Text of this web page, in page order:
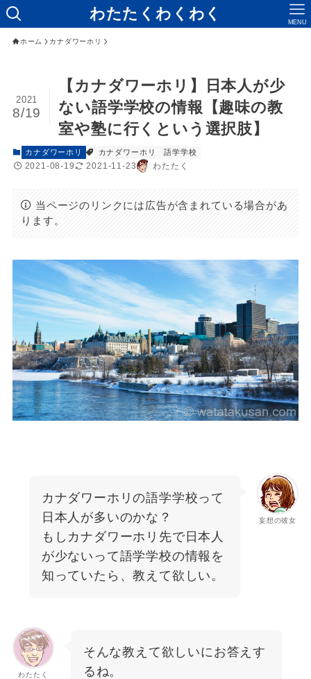
わたたくわくわく MENU
ホーム カナダワーホリ
【カナダワーホリ】日本人が少
ない語学学校の情報【趣味の教
室や塾に行くという選択肢】
2021
8/19
カナダワーホリ カナダワーホリ 語学学校
2021-08-19 2021-11-23 わたたく
当ページのリンクには広告が含まれている場合があ
ります。
妄想の彼女
カナダワーホリの語学学校って
日本人が多いのかな？
もしカナダワーホリ先で日本人
が少ないって語学学校の情報を
知っていたら、教えて欲しい。
わたたく
そんな教えて欲しいにお答えす
るね。